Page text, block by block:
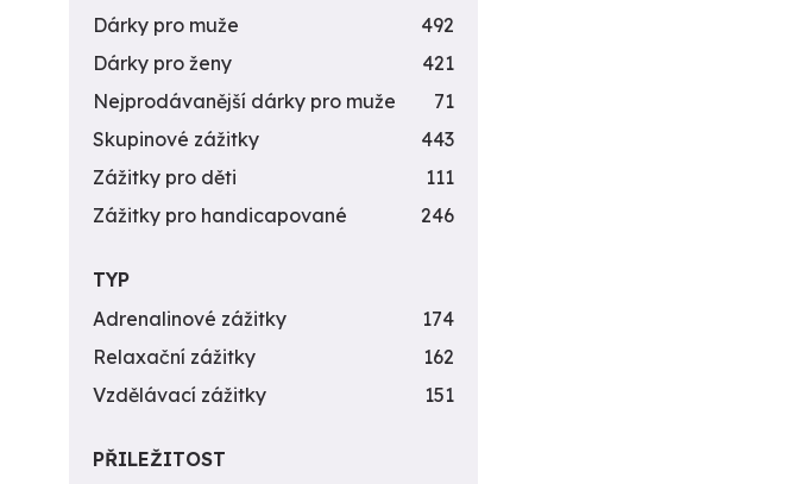
Dárky pro muže
492
Dárky pro ženy
421
Nejprodávanější dárky pro muže
71
Skupinové zážitky
443
Zážitky pro děti
111
Zážitky pro handicapované
246
TYP
Adrenalinové zážitky
174
Relaxační zážitky
162
Vzdělávací zážitky
151
PŘILEŽITOST